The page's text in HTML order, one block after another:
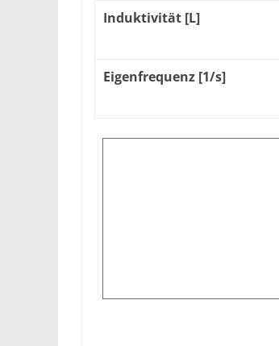
Induktivität [L]
Eigenfrequenz [1/s]